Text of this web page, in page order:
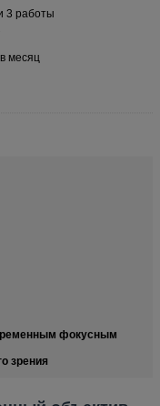
3 работы
месяц
фокусным
зрения